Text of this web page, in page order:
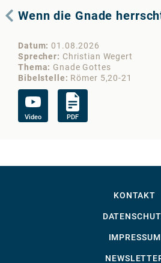
Wenn die Gnade
Datum 01.08.2026
Sprecher
Christian Wegert
Thema
Gnade Gottes
Bibelstelle
Römer 5,20-21
Video PDF
KONTAKT
IMPRESSUM